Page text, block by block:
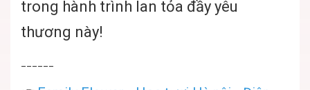
trong hành trình lan tỏa đầy yêu
thương này!